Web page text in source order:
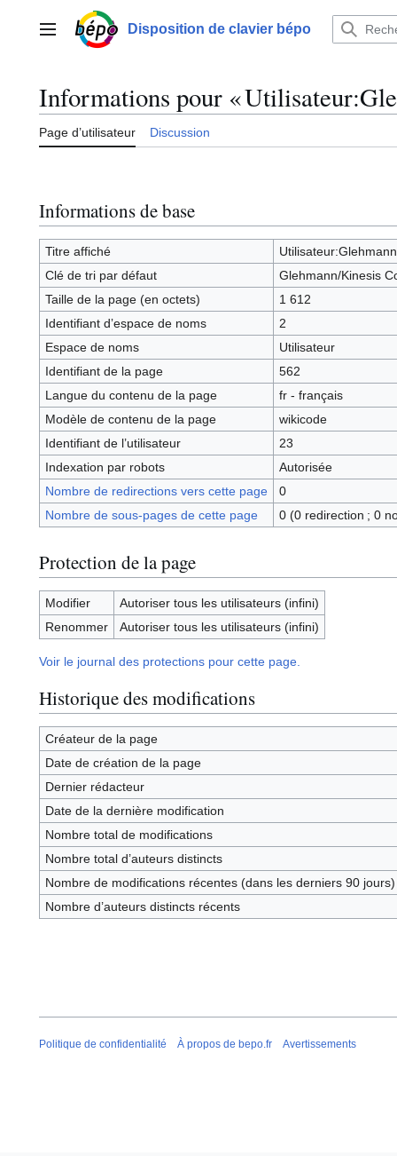
contenuMenu principalDisposition de clavier bépo
Informations pour «
Page d’utilisateur Discussion
Informations de base
Titre affiché
Clé de tri par défaut
Glehmann/Kinesis
Taille de la page (en octets)
1 612
Identifiant dʼespace de noms
2
Espace de noms
Utilisateur
Identifiant de la page
562
Langue du contenu de la page
fr - français
Modèle de contenu de la page
wikicode
Identifiant de l’utilisateur
23
Indexation par robots
Autorisée
Nombre de redirections vers cette page
0
Nombre de sous-pages de cette page
0 (0 redirection ; 0
Protection de la page
Modifier
Autoriser tous les utilisateurs (infini)
Renommer
Autoriser tous les utilisateurs (infini)
Voir le journal des protections pour cette page.
Historique des modifications
Créateur de la page
Date de création de la page
Dernier rédacteur
Date de la dernière modification
Nombre total de modifications
Nombre total d’auteurs distincts
Nombre de modifications récentes (dans les derniers 90 jours)
Nombre d’auteurs distincts récents
Politique de confidentialité À propos de bepo.fr Avertissements